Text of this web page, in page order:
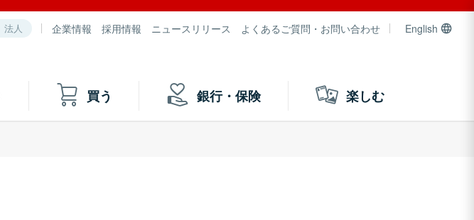
法人 企業情報 採用情報 ニュースリリース よくあるご質問・お問い合わせ English
買う 銀行・保険 楽しむ